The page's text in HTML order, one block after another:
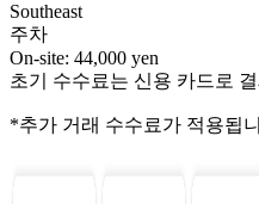
Southeast
주차
On-site: 44,000 yen
초기 수수료는 신용 카드로
*추가 거래 수수료가 적용됩